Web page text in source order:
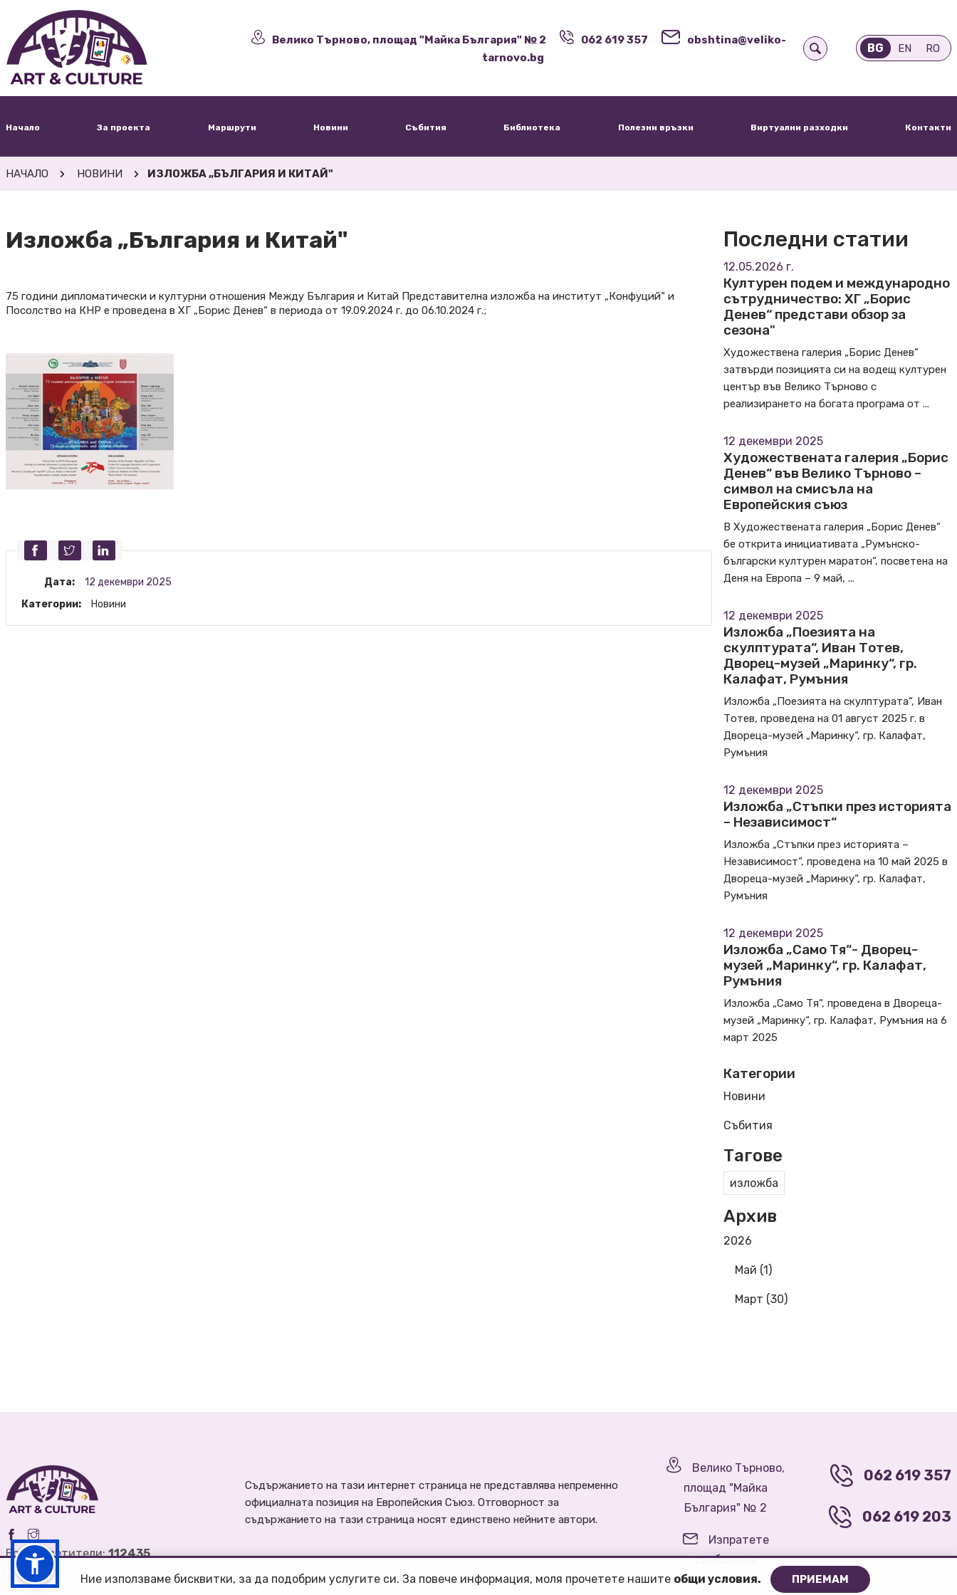
Велико Търново, площад "Майка България" № 2 062 619 357
obshtina@veliko-
tarnovo.bg
BG EN RO
Начало За проекта Маршрути Новини Събития Библиотека Полезни връзки Виртуални разходки Контакти
НАЧАЛО НОВИНИ ИЗЛОЖБА „БЪЛГАРИЯ И КИТАЙ"
Изложба „България и Китай"
75 години дипломатически и културни отношения Между България и Китай Представителна изложба на институт „Конфуций“ и
Посолство на КНР е проведена в ХГ „Борис Денев“ в периода от 19.09.2024 г. до 06.10.2024 г.;
Дата:
12 декември 2025
Категории:
Новини
Последни статии
12.05.2026 г.
Културен подем и международно
сътрудничество: ХГ „Борис
Денев“ представи обзор за
сезона"
Художествена галерия „Борис Денев“
затвърди позицията си на водещ културен
център във Велико Търново с
реализирането на богата програма от ...
12 декември 2025
Художествената галерия „Борис
Денев“ във Велико Търново –
символ на смисъла на
Европейския съюз
В Художествената галерия „Борис Денев“
бе открита инициативата „Румънско-
български културен маратон“, посветена на
Деня на Европа – 9 май, ...
12 декември 2025
Изложба „Поезията на
скулптурата“, Иван Тотев,
Дворец-музей „Маринку“, гр.
Калафат, Румъния
Изложба „Поезията на скулптурата“, Иван
Тотев, проведена на 01 август 2025 г. в
Двореца-музей „Маринку“, гр. Калафат,
Румъния
12 декември 2025
Изложба „Стъпки през историята
– Независимост“
Изложба „Стъпки през историята –
Независимост“, проведена на 10 май 2025 в
Двореца-музей „Маринку“, гр. Калафат,
Румъния
12 декември 2025
Изложба „Само Тя“- Дворец-
музей „Маринку“, гр. Калафат,
Румъния
Изложба „Само Тя“, проведена в Двореца-
музей „Маринку“, гр. Калафат, Румъния на 6
март 2025
Категории
Новини
Събития
Тагове
изложба
Архив
2026
Май (1)
Март (30)
Брой посетители:112435
Съдържанието на тази интернет страница не представлява непременно
официалната позиция на Европейския Съюз. Отговорност за
съдържанието на тази страница носят единствено нейните автори.
Велико Търново,
площад "Майка
България" № 2
Изпратете
съобщение
062 619 357
062 619 203
Ние използваме бисквитки, за да подобрим услугите си. За повече информация, моля прочетете нашите oбщи условия. ПРИЕМАМ